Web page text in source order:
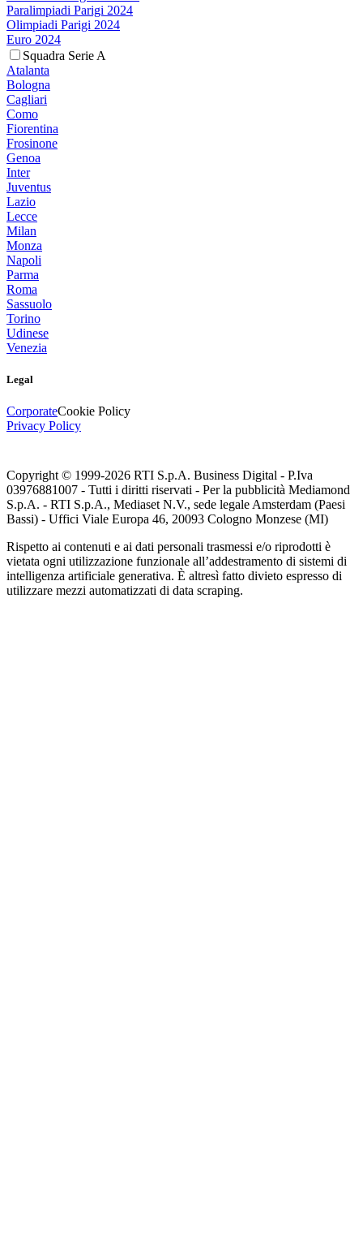
Paralimpiadi Parigi 2024
Olimpiadi Parigi 2024
Euro 2024
Squadra Serie A
Atalanta
Bologna
Cagliari
Como
Fiorentina
Frosinone
Genoa
Inter
Juventus
Lazio
Lecce
Milan
Monza
Napoli
Parma
Roma
Sassuolo
Torino
Udinese
Venezia
Legal
CorporateCookie Policy
Privacy Policy
Copyright © 1999-2026 RTI S.p.A. Business Digital - P.Iva
03976881007 - Tutti i diritti riservati - Per la pubblicità Mediamond
S.p.A. - RTI S.p.A., Mediaset N.V., sede legale Amsterdam (Paesi
Bassi) - Uffici Viale Europa 46, 20093 Cologno Monzese (MI)
Rispetto ai contenuti e ai dati personali trasmessi e/o riprodotti è
vietata ogni utilizzazione funzionale all’addestramento di sistemi di
intelligenza artificiale generativa. È altresì fatto divieto espresso di
utilizzare mezzi automatizzati di data scraping.